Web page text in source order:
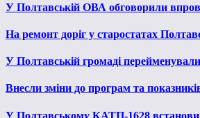
У Полтавській ОВА обговорили
На ремонт доріг у старостатах
У Полтавській громаді перейменували
Внесли зміни до програм та
У Полтавському КАТП-1628